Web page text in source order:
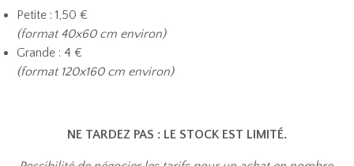
Petite : 1,50 €
(format 40x60 cm environ)
Grande : 4 €
(format 120x160 cm environ)
NE TARDEZ PAS : LE STOCK EST LIMITÉ.